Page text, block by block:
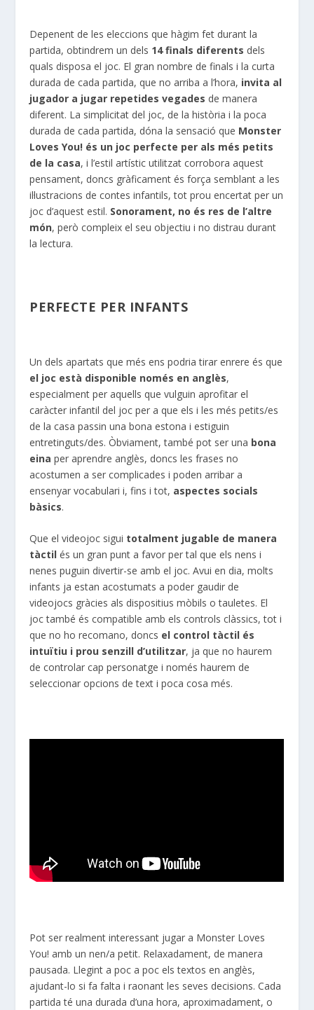
Depenent de les eleccions que hàgim fet durant la
partida, obtindrem un dels 14 finals diferents dels
quals disposa el joc. El gran nombre de finals i la curta
durada de cada partida, que no arribaa l’hora, invita al
jugador a jugar repetides vegades de manera
diferent. La simplicitat del joc, de la història i la poca
durada de cada partida, dóna la sensació que Monster
Loves You! és un joc perfecte per als més petits
de la casa, i l’estil artístic utilitzat corrobora aquest
pensament, doncs gràficament és força semblant a les
il·lustracions de contes infantils, tot prou encertat per un
joc d’aquest estil. Sonorament, no és res de l’altre
món, però compleix el seu objectiu i no distrau durant
la lectura.
PERFECTE PER INFANTS
Un dels apartats que més ens podria tirar enrere és que
el joc està disponible només en anglès,
especialment per aquells que vulguin aprofitar el
caràcter infantil del joc per a que els i les més petits/es
de la casa passin una bona estona i estiguin
entretinguts/des. Òbviament, també pot ser una bona
eina per aprendre anglès, doncs les frases no
acostumen a ser complicades i poden arribar a
ensenyar vocabulari i, fins i tot, aspectes socials
bàsics.
Que el videojoc sigui totalment jugable de manera
tàctil és un gran punt a favor per tal que els nens i
nenes puguin divertir-se amb el joc. Avui en dia, molts
infants ja estan acostumats a poder gaudir de
videojocs gràcies als dispositius mòbils o tauletes. El
joc també és compatible amb els controls clàssics, tot i
que no ho recomano, doncs el control tàctil és
intuïtiu i prou senzill d’utilitzar, ja que no haurem
de controlar cap personatge i només haurem de
seleccionar opcions de text i poca cosa més.
Pot ser realment interessant jugar a Monster Loves
You! amb un nen/a petit. Relaxadament, de manera
pausada. Llegint a poc a poc els textos en anglès,
ajudant-lo si fa falta i raonant les seves decisions. Cada
partida té una durada d’una hora, aproximadament, o